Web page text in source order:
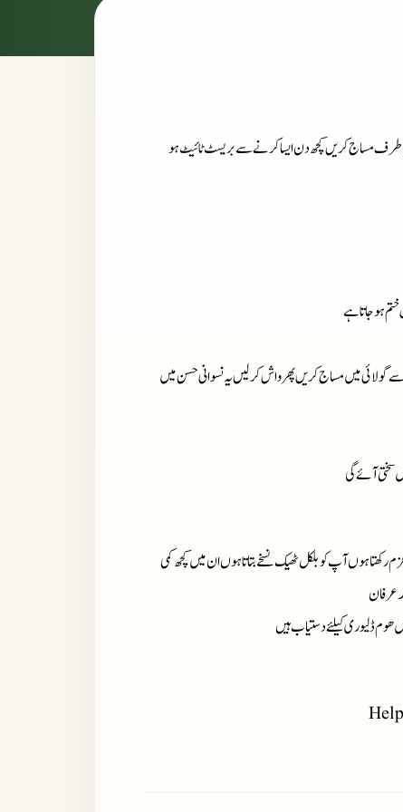
کی طرف مساج کریں کچھ دن ایسا کرنے سے بریسٹ ٹائیٹ ہو
ہوجاتا ہے
گولائی میں مساج کریں پھر واش کر لیں یہ نسوانی حسن میں
سختی آئے گی
رکھتا ہوں آپ کو بلکل ٹھیک نسخے بتاتا ہوں ان میں کچھ کمی
عرفان
ھوم ڈلیوری کیلئے دستیاب ہیں